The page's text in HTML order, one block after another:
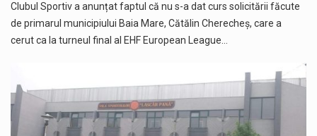
Clubul Sportiv a anunțat faptul că nu s-a dat curs solicitării făcute
de primarul municipiului Baia Mare, Cătălin Cherecheș, care a
cerut ca la turneul final al EHF European League…